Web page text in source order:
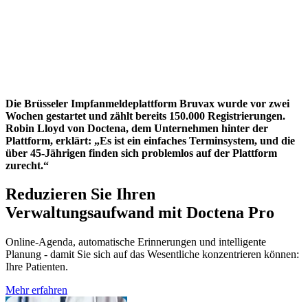
Die Brüsseler Impfanmeldeplattform Bruvax wurde vor zwei
Wochen gestartet und zählt bereits 150.000 Registrierungen.
Robin Lloyd von Doctena, dem Unternehmen hinter der
Plattform, erklärt: „Es ist ein einfaches Terminsystem, und die
über 45-Jährigen finden sich problemlos auf der Plattform
zurecht.“
Reduzieren Sie Ihren
Verwaltungsaufwand mit Doctena Pro
Online-Agenda, automatische Erinnerungen und intelligente
Planung - damit Sie sich auf das Wesentliche konzentrieren können:
Ihre Patienten.
Mehr erfahren